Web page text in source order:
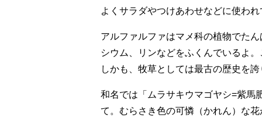
よくサラダやつけあわせなどに使わ
アルファルファはマメ科の植物でた
シウム、リンなどをふくんでいるよ
しかも、牧草としては最古の歴史を
和名では「ムラサキウマゴヤシ=紫馬
て。むらさき色の可憐（かれん）な